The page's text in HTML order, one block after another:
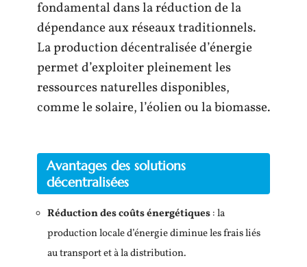
fondamental dans la réduction de la
dépendance aux réseaux traditionnels.
La production décentralisée d’énergie
permet d’exploiter pleinement les
ressources naturelles disponibles,
comme le solaire, l’éolien ou la biomasse.
Avantages des solutions
décentralisées
Réduction des coûts énergétiques: la
production locale d’énergie diminue les frais liés
au transport et à la distribution.